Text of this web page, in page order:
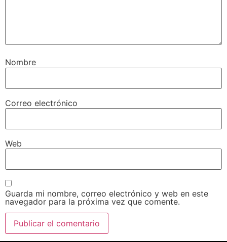
Nombre
Correo electrónico
Web
Guarda mi nombre, correo electrónico y web en este
navegador para la próxima vez que comente.